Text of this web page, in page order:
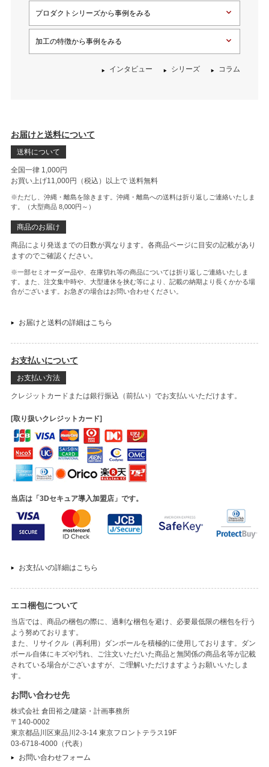
プロダクトシリーズから事例をみる
加工の特徴から事例をみる
インタビュー シリーズ コラム
お届けと送料について
送料について
全国一律 1,000円
お買い上げ11,000円（税込）以上で 送料無料
※ただし、沖縄・離島を除きます。沖縄・離島への送料は折り返しご連絡いたしま
す。（大型商品 8,000円～）
商品のお届け
商品により発送までの日数が異なります。各商品ページに目安の記載があり
ますのでご確認ください。
※一部セミオーダー品や、在庫切れ等の商品については折り返しご連絡いたしま
す。また、注文集中時や、大型連休を挟む等により、記載の納期より長くかかる場
合がございます。お急ぎの場合はお問い合わせください。
お届けと送料の詳細はこちら
お支払いについて
お支払い方法
クレジットカードまたは銀行振込（前払い）でお支払いいただけます。
[取り扱いクレジットカード]
当店は「3Dセキュア導入加盟店」です。
お支払いの詳細はこちら
エコ梱包について
当店では、商品の梱包の際に、過剰な梱包を避け、必要最低限の梱包を行う
よう努めております。
また、リサイクル（再利用）ダンボールを積極的に使用しております。ダン
ボール自体にキズや汚れ、ご注文いただいた商品と無関係の商品名等が記載
されている場合がございますが、ご理解いただけますようお願いいたしま
す。
お問い合わせ先
株式会社 倉田裕之/建築・計画事務所
〒140-0002
東京都品川区東品川2-3-14 東京フロントテラス19F
03-6718-4000（代表）
お問い合わせフォーム